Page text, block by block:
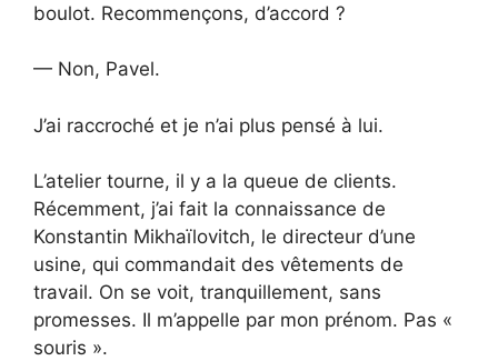
boulot. Recommençons, d’accord ?
— Non, Pavel.
J’ai raccroché et je n’ai plus pensé à lui.
L’atelier tourne, il y a la queue de clients.
Récemment, j’ai fait la connaissance de
Konstantin Mikhaïlovitch, le directeur d’une
usine, qui commandait des vêtements de
travail. On se voit, tranquillement, sans
promesses. Il m’appelle par mon prénom. Pas «
souris ».